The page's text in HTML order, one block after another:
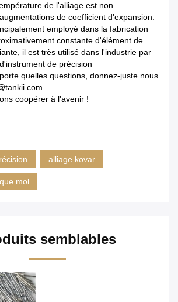
de l'alliage est non
de coefficient d'expansion.
employé dans la fabrication
constante d'élément de
il est très utilisé dans l'industrie par
de précision
quelles questions, donnez-juste nous
coopérer à l'avenir !
alliage kovar
mol
semblables